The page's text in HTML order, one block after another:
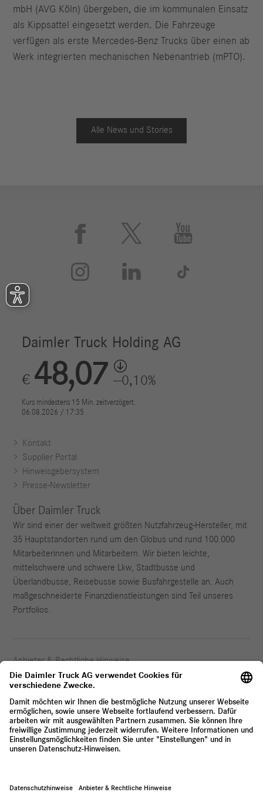
mbH (AVG Köln) übergeben, die im kommunalen Einsatz
als Kippsattel eingesetzt werden. Die Fahrzeuge
verfügen als erste Mercedes-Benz Trucks über einen ab
Werk integrierten mechanischen Nebenantrieb (mPTO).
Alle News und Stories
 


 
Kontakt
Supplier Portal
Hinweisgebersystem
Presse-Newsletter
Über Daimler Truck
Wir sind einer der weltweit größten Nutzfahrzeug-Hersteller, mit
35 Hauptstandorten rund um den Globus und rund 100.000
Mitarbeiterinnen und Mitarbeitern. Wir bieten leichte,
mittelschwere und schwere Lkw, Stadtbusse und
Überlandbusse, Reisebusse sowie Busfahrgestelle an. Auch
maßgeschneiderte Finanzdienstleistungen sind Teil unseres
Portfolios.
Anbieter & Rechtliche Hinweise
Datenschutz